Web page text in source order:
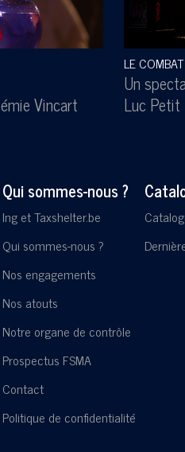
Vincart
LE
Un
Luc Petit
Qui sommes-nous ?
Ing et Taxshelter.be
Qui sommes-nous ?
Nos engagements
Nos atouts
Notre organe de contrôle
Prospectus FSMA
Contact
Politique de confidentialité